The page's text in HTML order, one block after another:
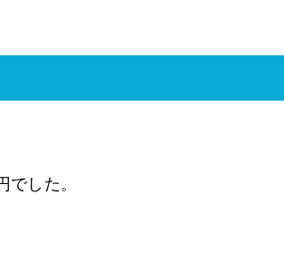
した。